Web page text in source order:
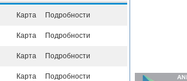
Карта Подробности
Карта Подробности
Карта Подробности
Карта Подробности